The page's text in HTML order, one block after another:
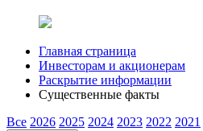
Главная страница
Инвесторам и акционерам
Раскрытие информации
Существенные факты
Все 2026 2025 2024 2023 2022 2021